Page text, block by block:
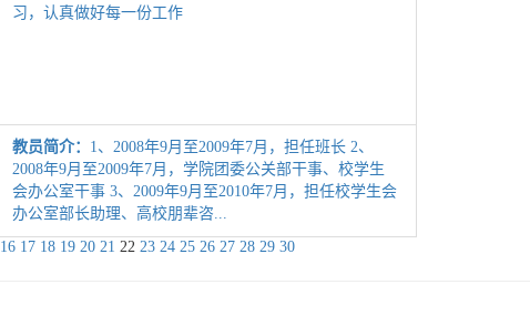
习，认真做好每一份工作
教员简介： 1、2008年9月至2009年7月，担任班长 2、
2008年9月至2009年7月，学院团委公关部干事、校学生
会办公室干事 3、2009年9月至2010年7月，担任校学生会
办公室部长助理、高校朋辈咨...
16 17 18 19 20 21 22 23 24 25 26 27 28 29 30